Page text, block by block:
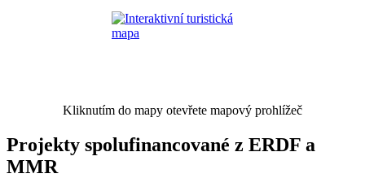
Kliknutím do mapy otevřete mapový prohlížeč
Projekty spolufinancované z ERDF a
MMR